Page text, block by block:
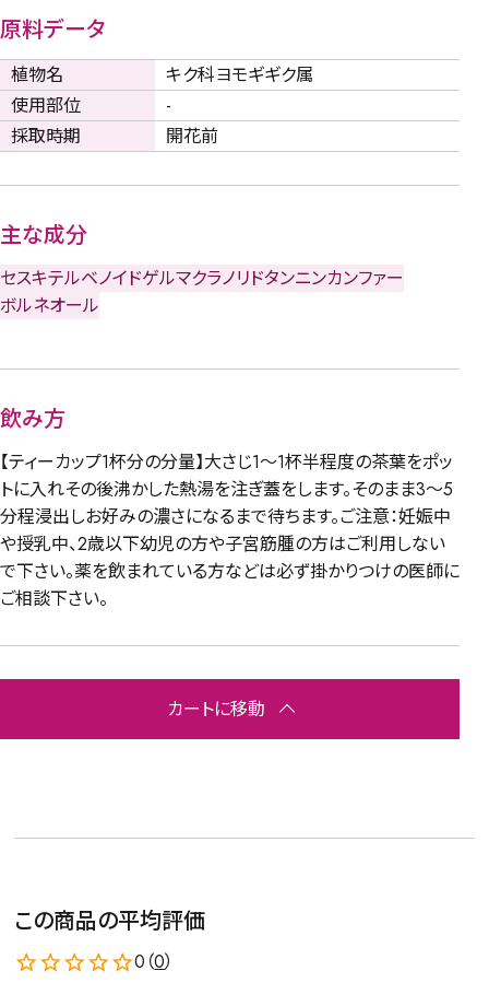
原料データ
植物名
キク科ヨモギギク属
使用部位
-
採取時期
開花前
主な成分
セスキテルベノイドゲルマクラノリドタンニンカンファー
ボルネオール
飲み方
【ティーカップ1杯分の分量】大さじ1～1杯半程度の茶葉をポッ
トに入れその後沸かした熱湯を注ぎ蓋をします。そのまま3～5
分程浸出しお好みの濃さになるまで待ちます。ご注意：妊娠中
や授乳中、2歳以下幼児の方や子宮筋腫の方はご利用しない
で下さい。薬を飲まれている方などは必ず掛かりつけの医師に
ご相談下さい。
カートに移動
この商品の平均評価
0（0）